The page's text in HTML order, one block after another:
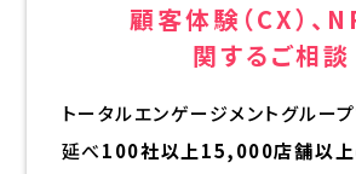
顧客体験（CX）、
関するご相談
トータルエンゲージメントグルー
延べ100社以上15,000店舗以上